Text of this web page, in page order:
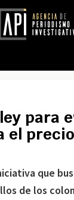
para
el
que
de los